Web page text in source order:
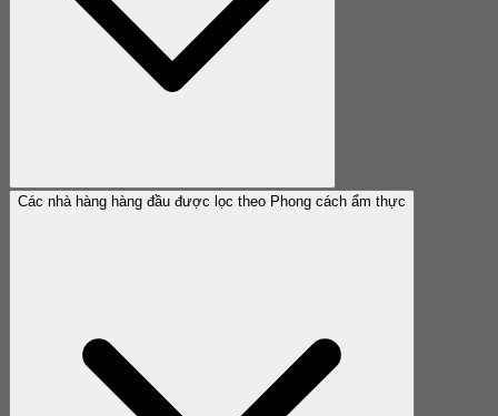
Các nhà hàng hàng đầu được lọc theo Phong cách ẩm thực